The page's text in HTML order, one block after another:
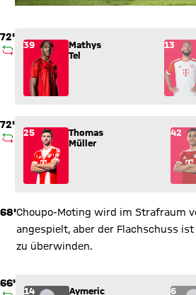
72'
AUSWECHSLUNG
Wechsel: Mathys Tel (39) kommt
39
Mathys
Tel
13
72'
AUSWECHSLUNG
Wechsel: Thomas Müller (25)
25
Thomas
Müller
42
68'Choupo-Moting wird im Strafraum
angespielt, aber der Flachschuss
zu überwinden.
66'
Wechsel: Aymeric Laporte (14)
14
Aymeric
6